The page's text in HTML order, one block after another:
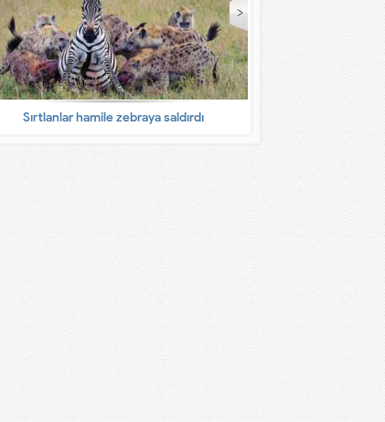
Sırtlanlar hamile zebraya saldırdı